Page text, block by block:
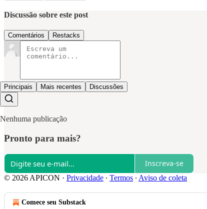
Discussão sobre este post
Comentários Restacks
Principais Mais recentes Discussões
Nenhuma publicação
Pronto para mais?
Inscreva-se
© 2026 APICON · Privacidade ∙ Termos ∙ Aviso de coleta
Comece seu Substack